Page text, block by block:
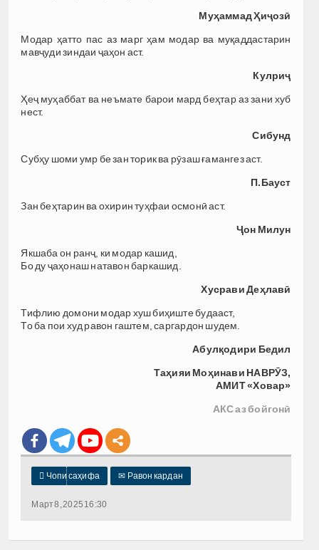
Муҳаммад Ҳиҷозӣ
Модар ҳатто пас аз марг ҳам модар ва муқаддастарин
мавҷуди зиндаи ҷаҳон аст.
Кулриҷ
Ҳеҷ муҳаббат ва неъмате барои мард беҳтар аз зани хуб
нест.
Сибунд
Субҳу шоми умр бе зан торик ва рӯзаш ғамангез аст.
П.Бауст
Зан беҳтарин ва охирин туҳфаи осмонӣ аст.
Ҷон Милун
Якшаба он ранҷ, ки модар кашид,
Бо ду ҷаҳонаш натавон баркашид.
Хусрави Деҳлавӣ
Тифлию домони модар хуш биҳиште будааст,
То ба пои худ равон гаштем, саргардон шудем.
Абулқодири Бедил
Таҳияи Моҳинави НАВРӮЗ,
АМИТ «Ховар»
АКС аз бойгонӣ
 Чопи саҳифа ✉ Равон кардан
Март 8, 2025 16:30